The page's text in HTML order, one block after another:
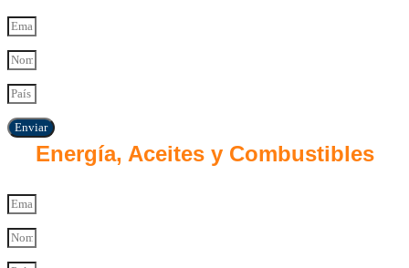
Enviar
Energía, Aceites y Combustibles